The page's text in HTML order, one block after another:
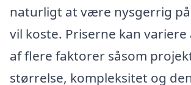
naturligt at være nysgerrig
vil koste. Priserne kan
af flere faktorer såsom
størrelse, kompleksitet og